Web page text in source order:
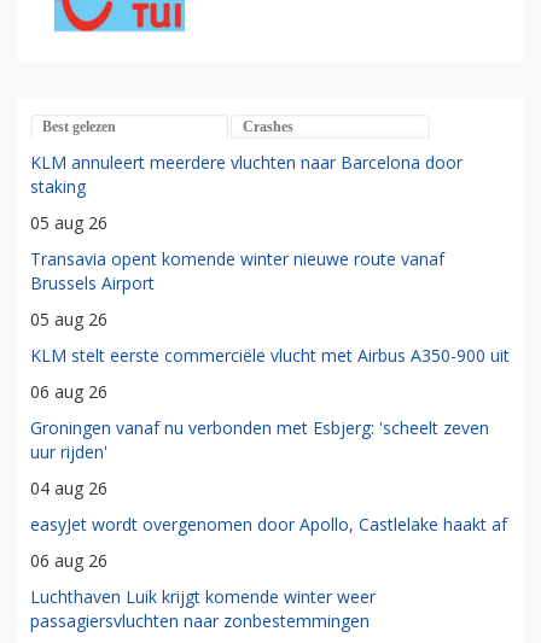
Best gelezen Crashes
KLM annuleert meerdere vluchten naar Barcelona door
staking
05 aug 26
Transavia opent komende winter nieuwe route vanaf
Brussels Airport
05 aug 26
KLM stelt eerste commerciële vlucht met Airbus A350-900 uit
06 aug 26
Groningen vanaf nu verbonden met Esbjerg: 'scheelt zeven
uur rijden'
04 aug 26
easyJet wordt overgenomen door Apollo, Castlelake haakt af
06 aug 26
Luchthaven Luik krijgt komende winter weer
passagiersvluchten naar zonbestemmingen